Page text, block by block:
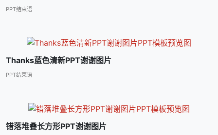
PPT结束语
Thanks蓝色清新PPT谢谢图片
PPT结束语
错落堆叠长方形PPT谢谢图片